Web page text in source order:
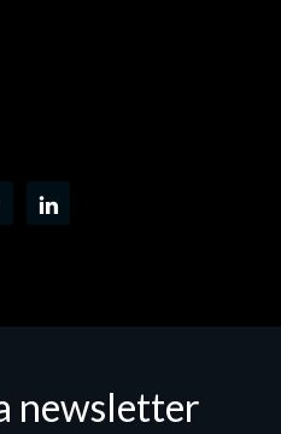
newsletter